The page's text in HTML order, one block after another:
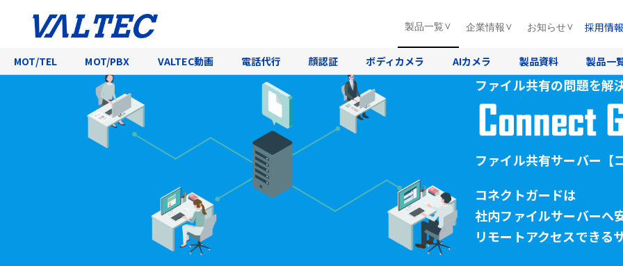
製品一覧
MOT/TEL MOT/PBX VALTEC動画 電話代行 顔認証 ボディカメラ AIカメラ 製品資料 製品一
企業情報 お知らせ 採用情
ファイル共有の問題を解
ファイル共有サーバー
コネクトガードは
社内ファイルサーバーへ
リモートアクセスできる